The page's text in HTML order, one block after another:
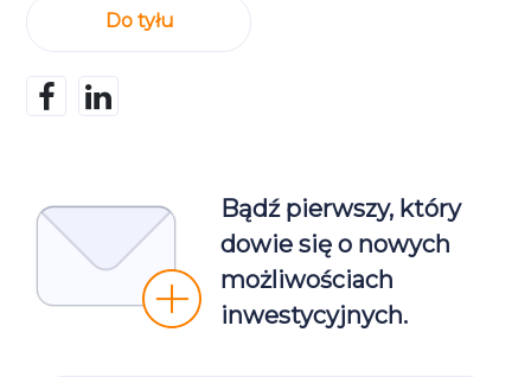
Do tyłu
Bądź pierwszy, który
dowie się o nowych
możliwościach
inwestycyjnych.